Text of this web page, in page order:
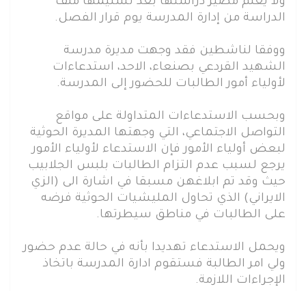
الدراسة من إدارة المدرسة يوم قرار الفصل.
ووفقا لناشطين فقد وجهت مديرة مدرسة
الشهيد القردعي بصنعاء، الاحد، استدعاءات
لأولياء أمور الطالبات للحضور إلى المدرسة.
وبحسب الاستدعاءات المتداولة على مواقع
التواصل الاجتماعي، التي وجهتها المديرة الحوثية
لبعض أولياء الأمور فإن الاستدعاء لأولياء الأمور
يرجع لسبب عدم التزام الطالبات بلبس الجلابيب
حيث وقد تم ابلاغهن مسبقا في اشارة الى (الزي
الايراني) الذي تحاول المليشيات الحوثية فرضه
على الطالبات في مناطق سيطرتها.
ويحمل الاستدعاء تهديدا بأنه في حالة عدم حضور
ولي امر الطالبة فستقوم ادارة المدرسة باتخاذ
الإجراءات اللازمة.